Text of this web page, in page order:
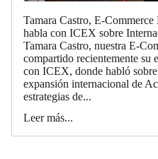
Tamara Castro, E-
habla con ICEX sobre
Tamara Castro, nuestra E-
compartido recientemente su
con ICEX, donde habló
expansión internacional de
estrategias de...
Leer más...